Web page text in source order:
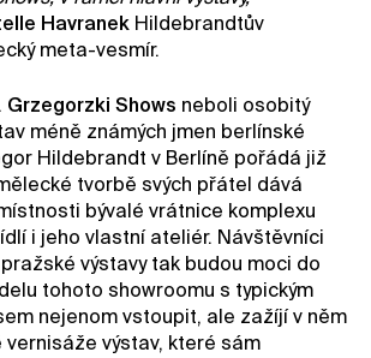
Havranek Hildebrandtův
meta-vesmír.
Grzegorzki Shows neboli osobitý
méně známých jmen berlínské
Hildebrandt v Berlíně pořádá již
tvorbě svých přátel dává
bývalé vrátnice komplexu
i jeho vlastní ateliér. Návštěvníci
výstavy tak budou moci do
tohoto showroomu s typickým
nejenom vstoupit, ale zažíjí v něm
vernisáže výstav, které sám